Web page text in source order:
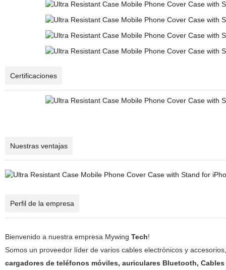
Certificaciones
Nuestras ventajas
Perfil de la empresa
Bienvenido a nuestra empresa Mywing Tech!
Somos un proveedor líder de varios cables electrónicos y
cargadores de teléfonos móviles, auriculares Bluetooth,